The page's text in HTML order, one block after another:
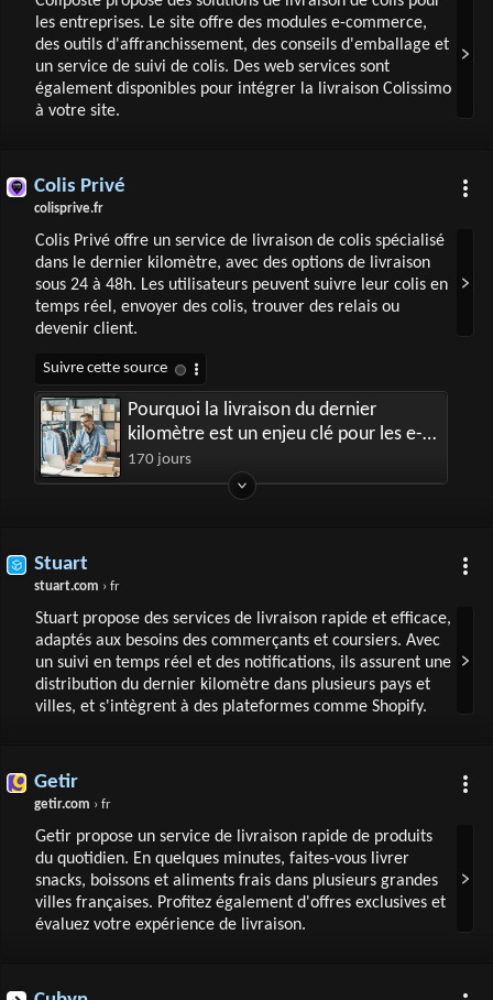
les entreprises. Le site offre des modules e-commerce,
des outils d'affranchissement, des conseils d'emballage et
un service de suivi de colis. Des web services sont
également disponibles pour intégrer la livraison Colissimo
à votre site.
Colis Privé
colisprive.fr
Colis Privé offre un service de livraison de colis spécialisé
dans le dernier kilomètre, avec des options de livraison
sous 24 à 48h. Les utilisateurs peuvent suivre leur colis en
temps réel, envoyer des colis, trouver des relais ou
devenir client.
Pourquoi la livraison du dernier
kilomètre est un enjeu clé pour les e-
commerçants ?
170 jours
Stuart
stuart.com › fr
Stuart propose des services de livraison rapide et efficace,
adaptés aux besoins des commerçants et coursiers. Avec
un suivi en temps réel et des notifications, ils assurent une
distribution du dernier kilomètre dans plusieurs pays et
villes, et s'intègrent à des plateformes comme Shopify.
Getir
getir.com › fr
Getir propose un service de livraison rapide de produits
du quotidien. En quelques minutes, faites-vous livrer
snacks, boissons et aliments frais dans plusieurs grandes
villes françaises. Profitez également d'offres exclusives et
évaluez votre expérience de livraison.